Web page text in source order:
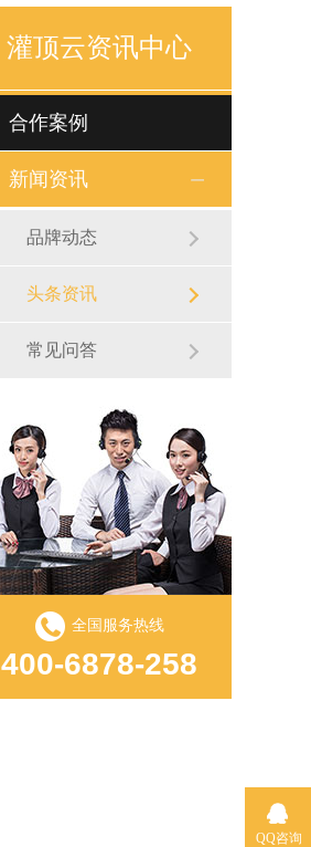
灌顶云资讯中心
合作案例
新闻资讯
品牌动态
头条资讯
常见问答
全国服务热线
400-6878-258
QQ咨询